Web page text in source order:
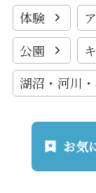
体験
公園
湖沼・河川
お気